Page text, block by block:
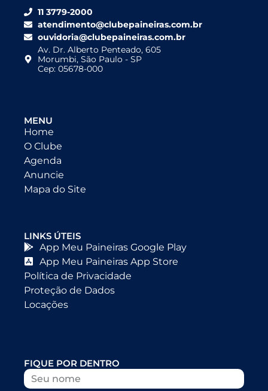
11 3779-2000
atendimento@clubepaineiras.com.br
ouvidoria@clubepaineiras.com.br
Av. Dr. Alberto Penteado, 605
Morumbi, São Paulo - SP
Cep: 05678-000
MENU
Home
O Clube
Agenda
Anuncie
Mapa do Site
LINKS ÚTEIS
App Meu Paineiras Google Play
App Meu Paineiras App Store
Política de Privacidade
Proteção de Dados
Locações
FIQUE POR DENTRO